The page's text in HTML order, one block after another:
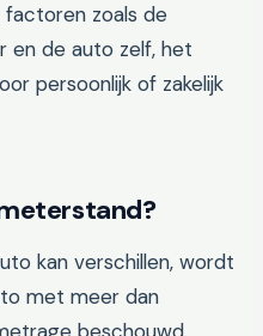
factoren zoals de
en de auto zelf, het
persoonlijk of zakelijk
kan verschillen, wordt
met meer dan